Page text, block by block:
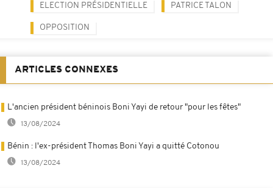
ELECTION PRÉSIDENTIELLE PATRICE TALON
OPPOSITION
ARTICLES CONNEXES
L'ancien président béninois Boni Yayi de retour "pour les fêtes"
13/08/2024
Bénin : l'ex-président Thomas Boni Yayi a quitté Cotonou
13/08/2024